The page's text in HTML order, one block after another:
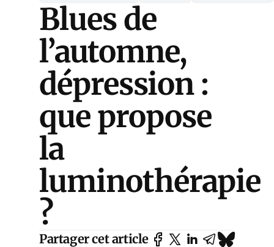
Blues de
l’automne,
dépression :
que propose
la
luminothérapie
?
Partager cet article